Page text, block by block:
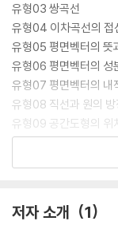
유형03 쌍곡선
유형04 이차곡선의 접
유형05 평면벡터의 뜻
유형06 평면벡터의 성
유형07 평면벡터의 내
유형08 직선과 원의 방
유형09 공간도형의 위
유형10 정사영
저자 소개 1